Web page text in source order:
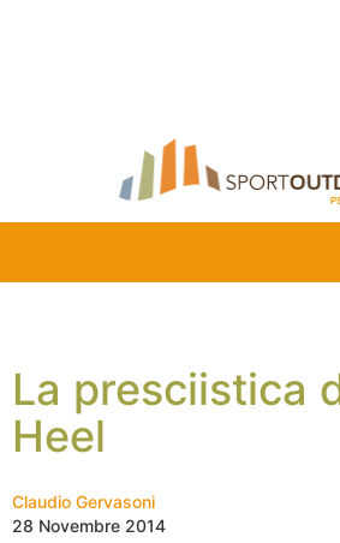
La presciistica
Heel
Claudio Gervasoni
28 Novembre 2014